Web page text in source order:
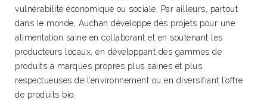
vulnérabilité économique ou sociale. Par ailleurs, partout
dans le monde, Auchan développe des projets pour une
alimentation saine en collaborant et en soutenant les
producteurs locaux, en développant des gammes de
produits à marques propres plus saines et plus
respectueuses de l’environnement ou en diversifiant l’offre
de produits bio.